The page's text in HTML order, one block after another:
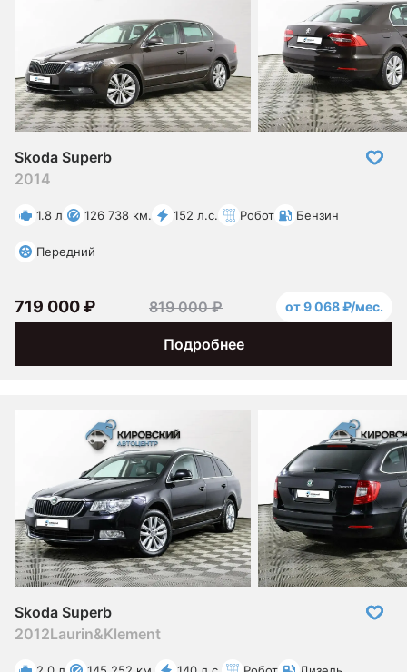
Skoda Superb
2014
1.8 л 126 738 км. 152 л.с. Робот Бензин
Передний
Подробнее
719 000 ₽ 819 000 ₽ от 9 068 ₽/мес.
Skoda Superb
2012Laurin&Klement